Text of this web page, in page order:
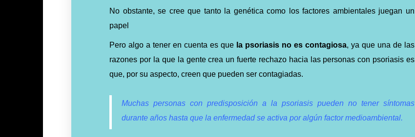
No obstante, se cree que tanto la genética como los factores ambientales juegan un
papel
Pero algo a tener en cuenta es que la psoriasis no es contagiosa, ya que una de las
razones por la que la gente crea un fuerte rechazo hacia las personas con psoriasis es
que, por su aspecto, creen que pueden ser contagiadas.
Muchas personas con predisposición a la psoriasis pueden no tener síntomas
durante años hasta que la enfermedad se activa por algún factor medioambiental.